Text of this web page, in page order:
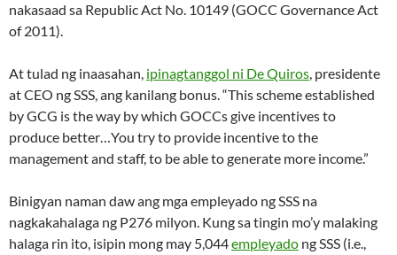
nakasaad sa Republic Act No. 10149 (GOCC Governance Act
of 2011).
At tulad ng inaasahan, ipinagtanggol ni De Quiros, presidente
at CEO ng SSS, ang kanilang bonus. “This scheme established
by GCG is the way by which GOCCs give incentives to
produce better…You try to provide incentive to the
management and staff, to be able to generate more income.”
Binigyan naman daw ang mga empleyado ng SSS na
nagkakahalaga ng P276 milyon. Kung sa tingin mo’y malaking
halaga rin ito, isipin mong may 5,044empleyado ng SSS (i.e.,